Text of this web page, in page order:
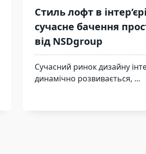
Стиль лофт в
сучасне бачення
від NSDgroup
Сучасний ринок дизайну
динамічно розвивається, ...